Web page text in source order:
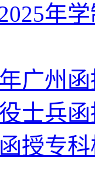
年
年广州
士兵
授专